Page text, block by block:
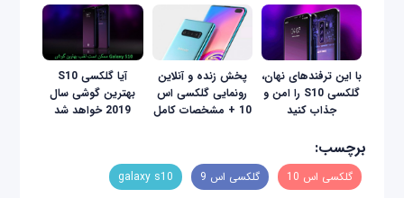
با این ترفندهای نهان،
گلکسی S10 را امن و
جذاب کنید
پخش زنده و آنلاین
رونمایی گلکسی اس
10 + مشخصات کامل
آیا گلکسی S10
بهترین گوشی سال
2019 خواهد شد
برچسب:
گلکسی اس 10 گلکسی اس 9 galaxy s10